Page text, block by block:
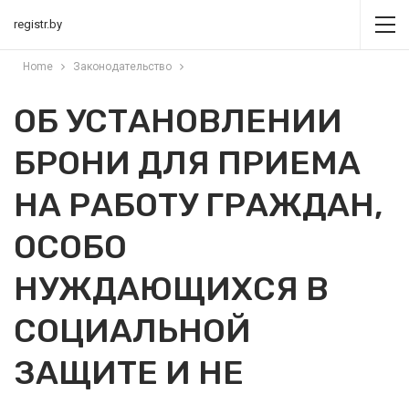
registr.by
Home Законодательство
ОБ УСТАНОВЛЕНИИ
БРОНИ ДЛЯ ПРИЕМА
НА РАБОТУ ГРАЖДАН,
ОСОБО
НУЖДАЮЩИХСЯ В
СОЦИАЛЬНОЙ
ЗАЩИТЕ И НЕ